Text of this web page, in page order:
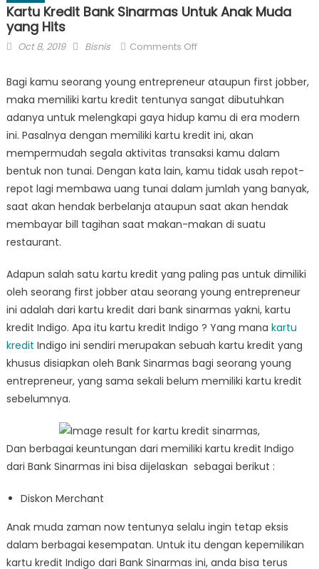
Kartu Kredit Bank Sinarmas Untuk Anak Muda
yang Hits
Posted
Oct 8, 2019 Author
Bisnis Comments Offon
Kredit
Bank
Sinarmas
Anak
Muda
yang
Hits
Bagi kamu seorang young entrepreneur ataupun first jobber,
maka memiliki kartu kredit tentunya sangat dibutuhkan
adanya untuk melengkapi gaya hidup kamu di era modern
ini. Pasalnya dengan memiliki kartu kredit ini, akan
mempermudah segala aktivitas transaksi kamu dalam
bentuk non tunai. Dengan kata lain, kamu tidak usah repot-
repot lagi membawa uang tunai dalam jumlah yang banyak,
saat akan hendak berbelanja ataupun saat akan hendak
membayar bill tagihan saat makan-makan di suatu
restaurant.
Adapun salah satu kartu kredit yang paling pas untuk dimiliki
oleh seorang first jobber atau seorang young entrepreneur
ini adalah dari kartu kredit dari bank sinarmas yakni, kartu
kredit Indigo. Apa itu kartu kredit Indigo ? Yang mana kartu
kredit Indigo ini sendiri merupakan sebuah kartu kredit yang
khusus disiapkan oleh Bank Sinarmas bagi seorang young
entrepreneur, yang sama sekali belum memiliki kartu kredit
sebelumnya.
Dan berbagai keuntungan dari memiliki kartu kredit Indigo
dari Bank Sinarmas ini bisa dijelaskan sebagai berikut :
Diskon Merchant
Anak muda zaman now tentunya selalu ingin tetap eksis
dalam berbagai kesempatan. Untuk itu dengan kepemilikan
kartu kredit Indigo dari Bank Sinarmas ini, anda bisa terus